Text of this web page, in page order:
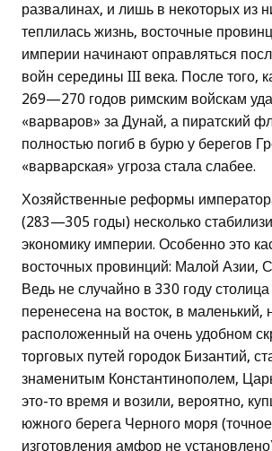
развалинах, и лишь в некоторых из
теплилась жизнь, восточные
империи начинают оправляться
войн середины III века. После того,
269—270 годов римским войскам
«варваров» за Дунай, а пиратский
полностью погиб в бурю у берегов
«варварская» угроза стала слабее.
Хозяйственные реформы
(283—305 годы) несколько
экономику империи. Особенно это
восточных провинций: Малой Азии,
Ведь не случайно в 330 году
перенесена на восток, в маленький,
расположенный на очень удобном
торговых путей городок Бизантий,
знаменитым Константинополем,
это-то время и возили, вероятно,
южного берега Черного моря
изготовления амфор не